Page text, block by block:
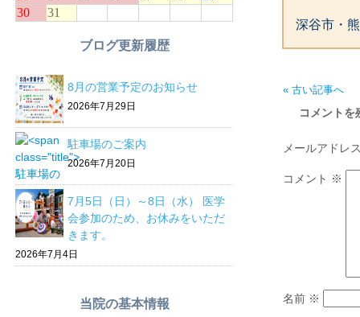
深谷市・
« 古い記事へ
コメントを
メールアドレ
コメント ※
名前 ※
ブログ更新履歴
8月の営業予定のお知らせ
2026年7月29日
駐車場のご案内
2026年7月20日
7月5日（日）～8日（水） 医学
会参加のため、お休みをいただ
きます。
2026年7月4日
当院の基本情報